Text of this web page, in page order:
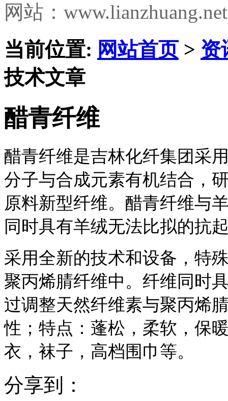
网站：www.lianzhuang.net
当前位置: 网站首页> 资
技术文章
醋青纤维
醋青纤维是吉林化纤集团采
分子与合成元素有机结合，
原料新型纤维。醋青纤维与
同时具有羊绒无法比拟的抗
采用全新的技术和设备，特
聚丙烯腈纤维中。纤维同时
过调整天然纤维素与聚丙烯
性；特点：蓬松，柔软，保
衣，袜子，高档围巾等。
分享到：